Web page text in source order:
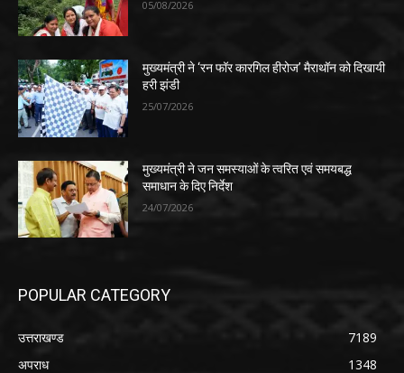
05/08/2026
मुख्यमंत्री ने ‘रन फॉर कारगिल हीरोज’ मैराथॉन को दिखायी
हरी झंडी
25/07/2026
मुख्यमंत्री ने जन समस्याओं के त्वरित एवं समयबद्ध
समाधान के दिए निर्देश
24/07/2026
POPULAR CATEGORY
उत्तराखण्ड
7189
अपराध
1348